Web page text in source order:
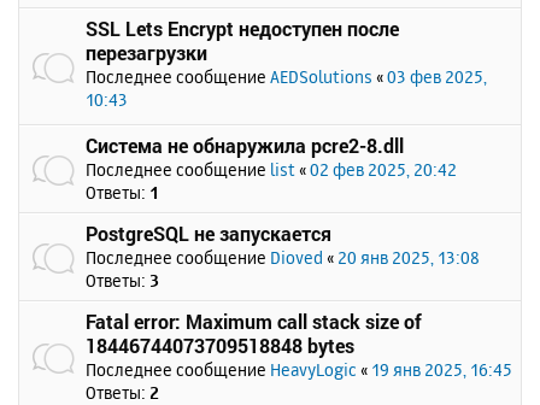
SSL Lets Encrypt недоступен после
перезагрузки
Последнее сообщение AEDSolutions «03 фев 2025,
10:43
Система не обнаружила pcre2-8.dll
Последнее сообщение list «02 фев 2025, 20:42
Ответы: 1
PostgreSQL не запускается
Последнее сообщение Dioved « 20 янв 2025, 13:08
Ответы: 3
Fatal error: Maximum call stack size of
18446744073709518848 bytes
Последнее сообщение HeavyLogic « 19 янв 2025, 16:45
Ответы: 2